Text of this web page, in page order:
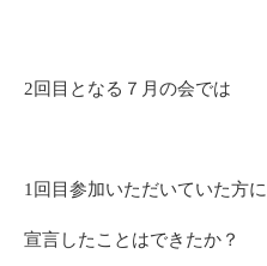
2回目となる７月の会では
1回目参加いただいていた方に
宣言したことはできたか？